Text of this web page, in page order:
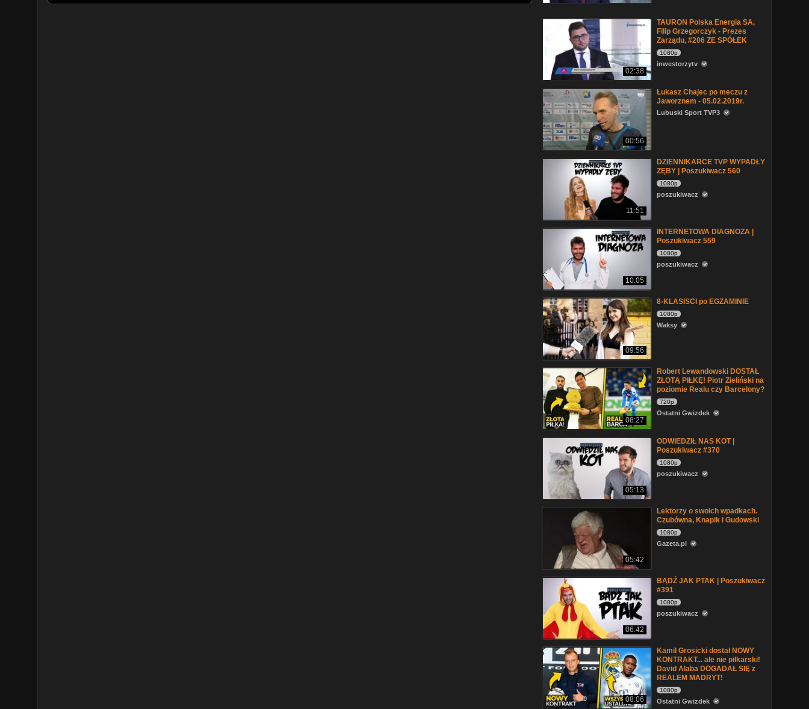
02:38
TAURON Polska Energia SA,
Filip Grzegorczyk - Prezes
Zarządu, #206 ZE SPÓŁEK
1080p
inwestorzytv
00:56
Łukasz Chajec po meczu z
Jaworznem - 05.02.2019r.
Lubuski Sport TVP3
11:51
DZIENNIKARCE TVP WYPADŁY
ZĘBY | Poszukiwacz 560
1080p
poszukiwacz
10:05
INTERNETOWA DIAGNOZA |
Poszukiwacz 559
1080p
poszukiwacz
09:56
8-KLASISCI po EGZAMINIE
1080p
Waksy
08:27
Robert Lewandowski DOSTAŁ
ZŁOTĄ PIŁKĘ! Piotr Zieliński na
poziomie Realu czy Barcelony?
720p
Ostatni Gwizdek
05:13
ODWIEDZIŁ NAS KOT |
Poszukiwacz #370
1080p
poszukiwacz
05:42
Lektorzy o swoich wpadkach.
Czubówna, Knapik i Gudowski
1080p
Gazeta.pl
06:42
BĄDŹ JAK PTAK | Poszukiwacz
#391
1080p
poszukiwacz
08:06
Kamil Grosicki dostał NOWY
KONTRAKT... ale nie piłkarski!
David Alaba DOGADAŁ SIĘ z
REALEM MADRYT!
1080p
Ostatni Gwizdek